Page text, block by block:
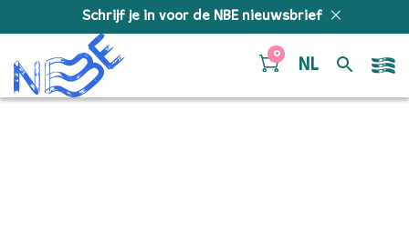
Schrijf je in voor de NBE nieuwsbrief
0
NL